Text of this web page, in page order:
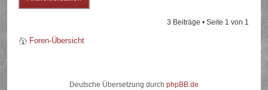
3 Beiträge • Seite 1 von 1
Foren-Übersicht
Deutsche Übersetzung durch phpBB.de